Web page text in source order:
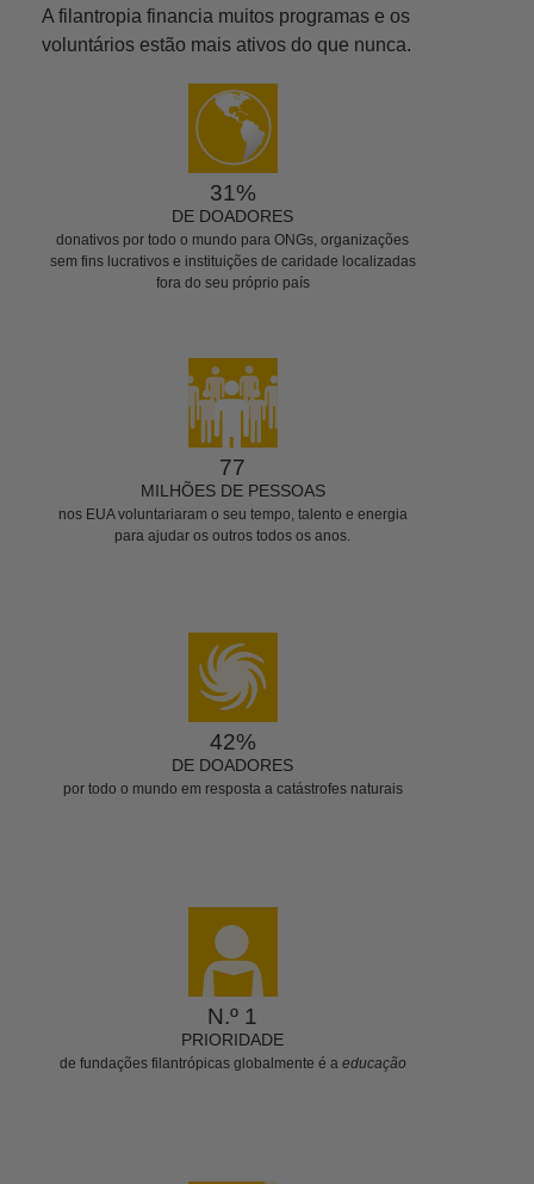
A filantropia financia muitos programas e os
voluntários estão mais ativos do que nunca.
31%
DE DOADORES
donativos por todo o mundo para ONGs, organizações
sem fins lucrativos e instituições de caridade localizadas
fora do seu próprio país
77
MILHÕES DE PESSOAS
nos EUA voluntariaram o seu tempo, talento e energia
para ajudar os outros todos os anos.
42%
DE DOADORES
por todo o mundo em resposta a catástrofes naturais
N.º 1
PRIORIDADE
de fundações filantrópicas globalmente é a educação